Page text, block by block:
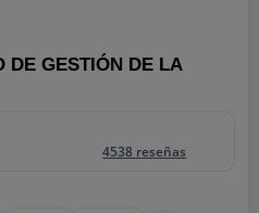
DE GESTIÓN DE LA
4538 reseñas